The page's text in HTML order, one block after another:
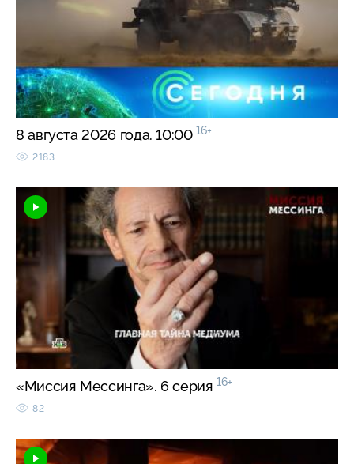
8 августа 2026 года. 10:00 16+
2183
«Миссия Мессинга». 6 серия 16+
82